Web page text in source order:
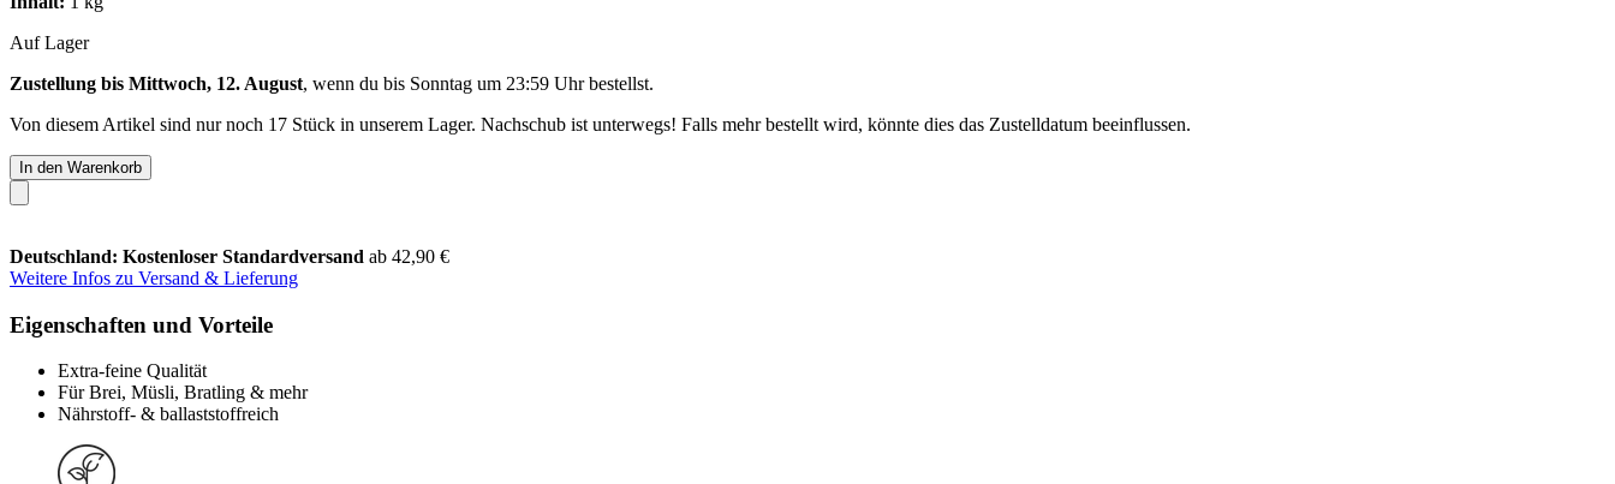
Auf Lager
Zustellung bis Mittwoch, 12. August, wenn du bis Sonntag um 23:59 Uhrbestellst.
Von diesem Artikel sind nur noch 17 Stück in unserem Lager. Nachschub ist unterwegs! Falls mehr bestellt wird, könnte dies das Zustelldatum beeinflussen.
In den Warenkorb
Deutschland: Kostenloser Standardversand ab 42,90 €
Weitere Infos zu Versand & Lieferung
Eigenschaften und Vorteile
Extra-feine Qualität
Für Brei, Müsli, Bratling & mehr
Nährstoff- & ballaststoffreich